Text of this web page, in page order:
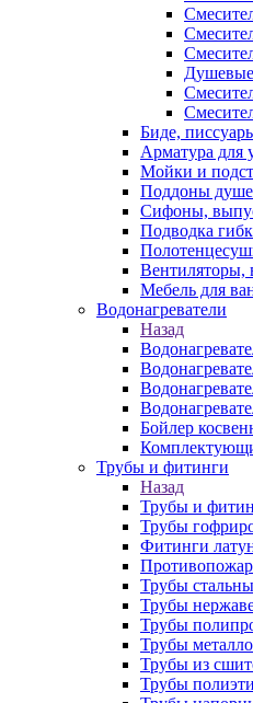
Биде,
Арматура для
Мойки и
Поддоны
Сифоны,
Подводка
Вентиляторы,
Мебель для
Водонагреватели
Назад
Бойлер
Трубы и фитинги
Назад
Трубы и
Трубы
Фитинги
Трубы
Трубы
Трубы
Трубы
Трубы из
Трубы